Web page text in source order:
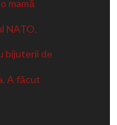
mamă
NATO.
bijuterii de
A făcut